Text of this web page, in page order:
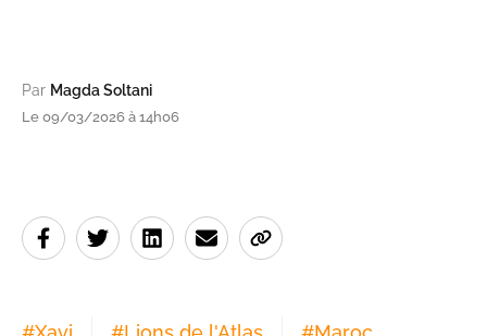
Par Magda Soltani
Le 09/03/2026 à 14h06